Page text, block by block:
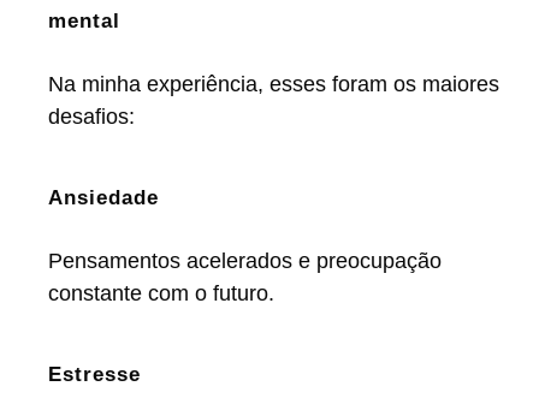
mental
Na minha experiência, esses foram os maiores
desafios:
Ansiedade
Pensamentos acelerados e preocupação
constante com o futuro.
Estresse